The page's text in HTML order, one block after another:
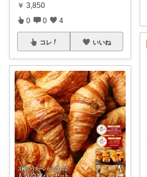
￥ 3,850
0 0 4
コレ いいね